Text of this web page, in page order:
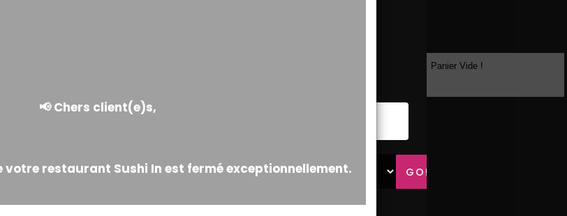
Panier Vide !